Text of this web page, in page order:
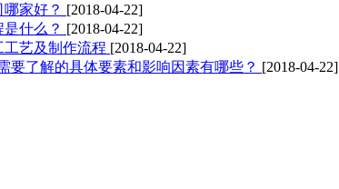
家好？ [2018-04-22]
什么？ [2018-04-22]
艺及制作流程 [2018-04-22]
要了解的具体要素和影响因素有哪些？ [2018-04-22]